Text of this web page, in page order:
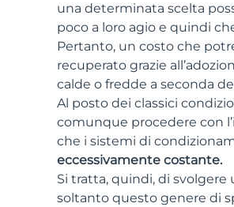
una determinata scelta
poco a loro agio e quindi
Pertanto, un costo che
recuperato grazie
calde o fredde a seconda
Al posto dei classici
comunque procedere con
che i sistemi di
eccessivamente costante.
Si tratta, quindi, di
soltanto questo genere di